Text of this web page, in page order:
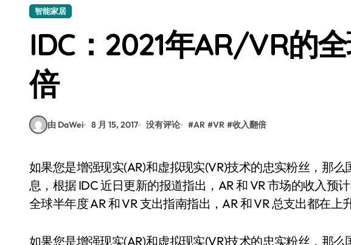
S25 Ultra颜值炸裂！定制主题潮到没朋友！
智能家居
IDC：2021年AR/VR的
倍
由 DaWei 8 月 15, 2017 没有评论 #AR #VR #收入翻倍
如果您是增强现实(AR)和虚拟现实(VR)技术的忠实粉丝，那么国际数据公司IDC带来了一个好消
息，根据 IDC 近日更新的报道指出，AR 和 VR 市场的收入预
全球半年度 AR 和 VR 支出指南指出，AR 和 VR 总支出都在上
如果您是增强现实(AR)和虚拟现实(VR)技术的忠实粉丝，那